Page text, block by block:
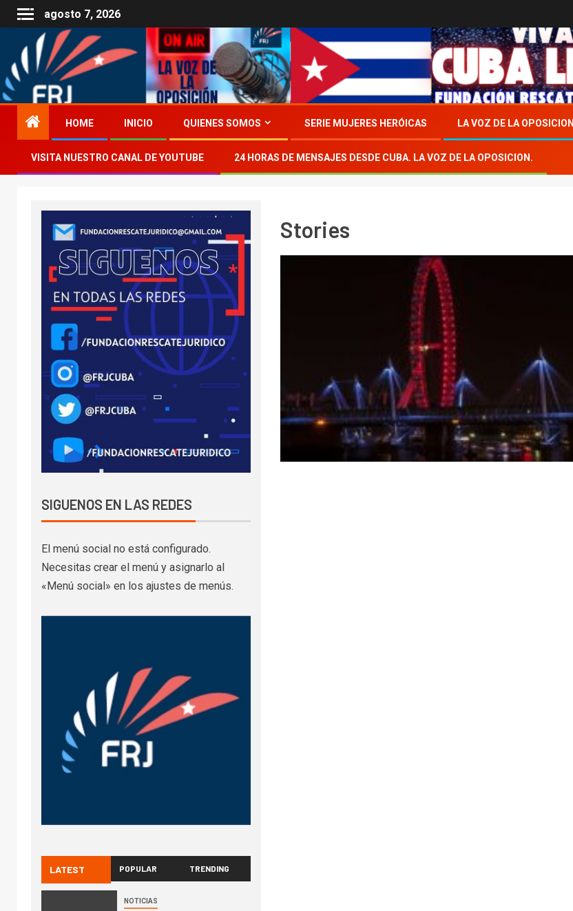
agosto 7, 2026
HOME INICIO QUIENES SOMOS SERIE MUJERES HERÓICAS LA VOZ DE LA OPOSICION
VISITA NUESTRO CANAL DE YOUTUBE 24 HORAS DE MENSAJES DESDE CUBA. LA VOZ DE LA OPOSICION.
Stories
SIGUENOS EN LAS REDES
El menú social no está configurado.
Necesitas crear el menú y asignarlo al
«Menú social» en los ajustes de menús.
LATEST POPULAR TRENDING
NOTICIAS